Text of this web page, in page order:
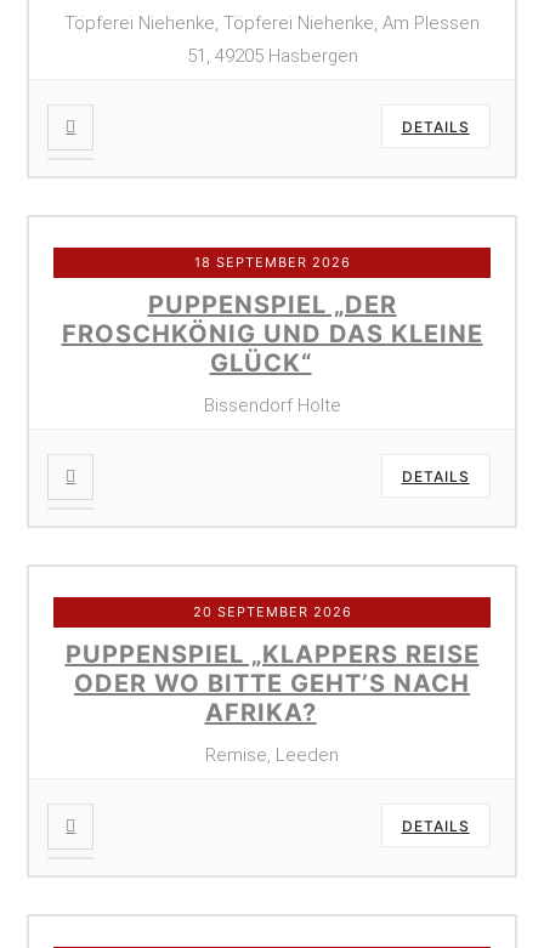
Töpferei Niehenke, Töpferei Niehenke, Am Plessen
51, 49205 Hasbergen
DETAILS
18 SEPTEMBER 2026
PUPPENSPIEL „DER
FROSCHKÖNIG UND DAS KLEINE
GLÜCK“
Bissendorf Holte
DETAILS
20 SEPTEMBER 2026
PUPPENSPIEL „KLAPPERS REISE
ODER WO BITTE GEHT’S NACH
AFRIKA?
Remise, Leeden
DETAILS